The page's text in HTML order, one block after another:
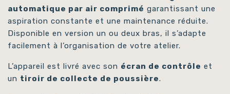
automatique par air comprimé garantissant une
aspiration constante et une maintenance réduite.
Disponible en version un ou deux bras, il s’adapte
facilement à l’organisation de votre atelier.
L’appareil est livré avec son écran de contrôle et
un tiroir de collecte de poussière.